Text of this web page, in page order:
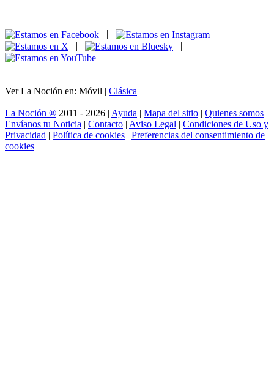
|
|
Ver La Noción en: Móvil | Clásica
La Noción ® 2011 - 2026 | Ayuda | Mapa del sitio | Quienes somos |
Envíanos tu Noticia | Contacto | Aviso Legal | Condiciones de Uso y
Privacidad | Política de cookies | Preferencias del consentimiento de
cookies